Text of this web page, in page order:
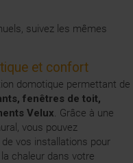
suivez les mêmes
et confort
domotique permettant de
fenêtres de toit,
Velux . Grâce à une
vous pouvez
vos installations pour
chaleur dans votre